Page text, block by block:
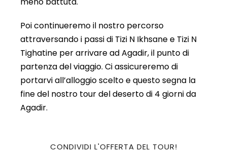
Poi continueremo il nostro percorso
attraversando i passi di Tizi N Ikhsane e Tizi N
Tighatine per arrivare ad Agadir, il punto di
partenza del viaggio. Ci assicureremo di
portarvi all’alloggio scelto e questo segna la
fine del nostro tour del deserto di 4 giorni da
Agadir.
CONDIVIDI L'OFFERTA DEL TOUR!